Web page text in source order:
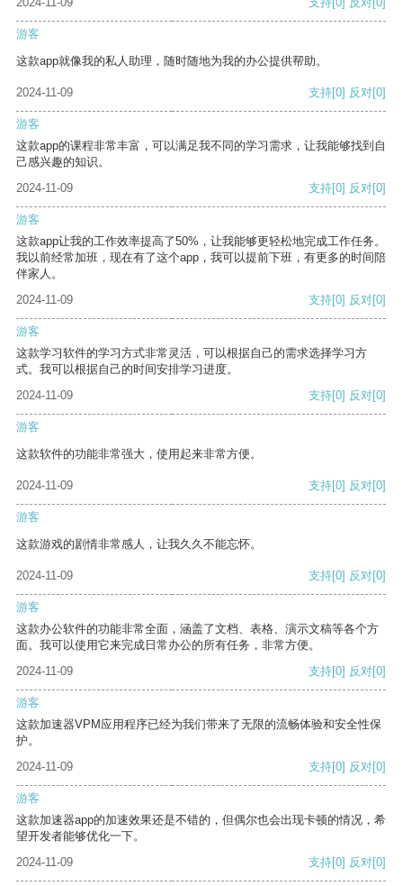
游客
这款app就像我的私人助理，随时随地为我的办公提供帮助。
2024-11-09 支持[0] 反对[0]
游客
这款app的课程非常丰富，可以满足我不同的学习需求，让我能够找到自
己感兴趣的知识。
2024-11-09
支持[0] 反对[0]
游客
这款app让我的工作效率提高了50%，让我能够更轻松地完成工作任务。
我以前经常加班，现在有了这个app，我可以提前下班，有更多的时间陪
伴家人。
2024-11-09
支持[0] 反对[0]
游客
这款学习软件的学习方式非常灵活，可以根据自己的需求选择学习方
式。我可以根据自己的时间安排学习进度。
2024-11-09
支持[0] 反对[0]
游客
这款软件的功能非常强大，使用起来非常方便。
2024-11-09 支持[0] 反对[0]
游客
这款游戏的剧情非常感人，让我久久不能忘怀。
2024-11-09 支持[0] 反对[0]
游客
这款办公软件的功能非常全面，涵盖了文档、表格、演示文稿等各个方
面。我可以使用它来完成日常办公的所有任务，非常方便。
2024-11-09
支持[0] 反对[0]
游客
这款加速器VPM应用程序已经为我们带来了无限的流畅体验和安全性保
护。
2024-11-09
支持[0] 反对[0]
游客
这款加速器app的加速效果还是不错的，但偶尔也会出现卡顿的情况，希
望开发者能够优化一下。
2024-11-09
支持[0] 反对[0]